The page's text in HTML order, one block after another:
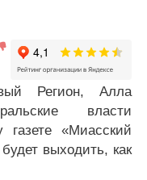
Регион, Алла
власти
газете «Миасский
выходить, как